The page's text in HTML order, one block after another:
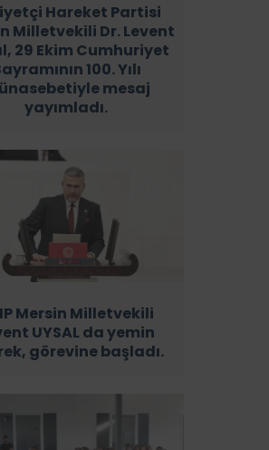
Hareket Partisi
Milletvekili Dr. Levent
29 Ekim Cumhuriyet
100. Yılı
mesaj
yayımladı.
Mersin Milletvekili
UYSAL da yemin
görevine başladı.